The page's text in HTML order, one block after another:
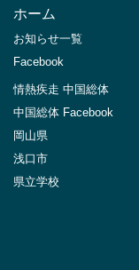
ホーム
お知らせ一覧
Facebook
情熱疾走 中国総体
中国総体 Facebook
岡山県
浅口市
県立学校